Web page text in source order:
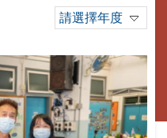
請選擇年度